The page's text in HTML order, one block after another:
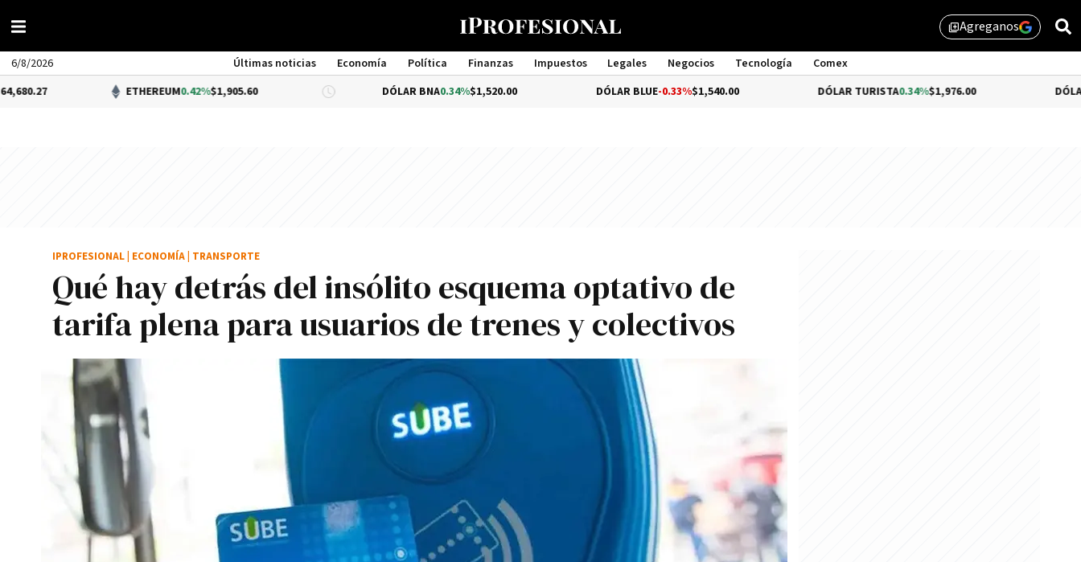
library_addAgreganos
6/8/2026 Últimas noticias Economía Política Finanzas Impuestos Legales Negocios Tecnología
Comex
Management
ETHEREUM0.42%$1,905.60 DÓLAR BNA 0.34%$1,520.00 -0.33%$1,540.00 DÓLAR TURISTA0.34%$1,976.00 -0.54%
Qué hay detrás del insólito esquema optativo de
tarifa plena para usuarios de trenes y colectivos
IPROFESIONAL ECONOMÍA TRANSPORTE